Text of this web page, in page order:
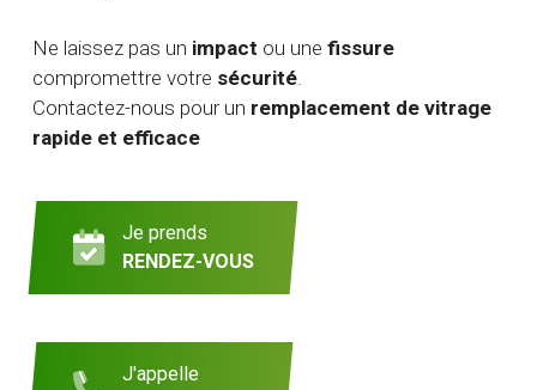
Ne laissez pas un impact ou une fissure
compromettre votre sécurité.
Contactez-nous pour un remplacement de vitrage
rapide et efficace
Je prends
RENDEZ-VOUS
J'appelle